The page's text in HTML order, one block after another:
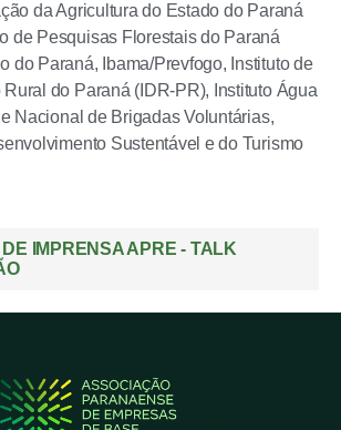
da Agricultura do Estado do Paraná
de Pesquisas Florestais do Paraná
do Paraná, Ibama/Prevfogo, Instituto de
do Paraná (IDR-PR), Instituto Água
Nacional de Brigadas Voluntárias,
Sustentável e do Turismo
IMPRENSA APRE - TALK